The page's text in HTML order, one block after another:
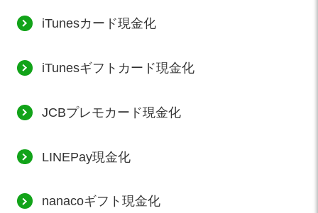
iTunesカード現金化
iTunesギフトカード現金化
JCBプレモカード現金化
LINEPay現金化
nanacoギフト現金化